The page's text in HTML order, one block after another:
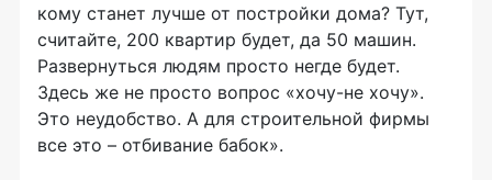
кому станет лучше от постройки дома? Тут,
считайте, 200 квартир будет, да 50 машин.
Развернуться людям просто негде будет.
Здесь же не просто вопрос «хочу-не хочу».
Это неудобство. А для строительной фирмы
все это – отбивание бабок».